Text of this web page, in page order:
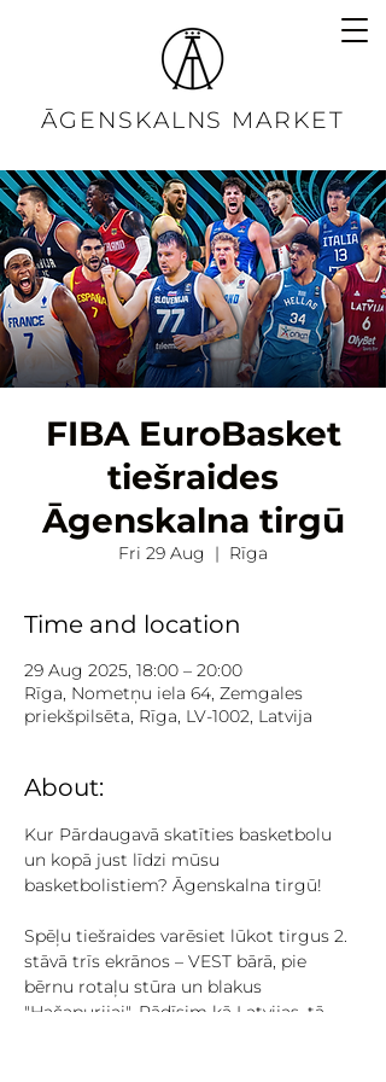
ĀGENSKALNS MARKET
FIBA EuroBasket
tiešraides
Āgenskalna tirgū
Fri 29 Aug
  |
Rīga
Time and location
29 Aug 2025, 18:00 – 20:00
Rīga, Nometņu iela 64, Zemgales
priekšpilsēta, Rīga, LV-1002, Latvija
About:
Kur Pārdaugavā skatīties basketbolu
un kopā just līdzi mūsu
basketbolistiem? Āgenskalna tirgū!
Spēļu tiešraides varēsiet lūkot tirgus 2.
stāvā trīs ekrānos – VEST bārā, pie
bērnu rotaļu stūra un blakus
"Hačapurijai". Rādīsim kā Latvijas, tā